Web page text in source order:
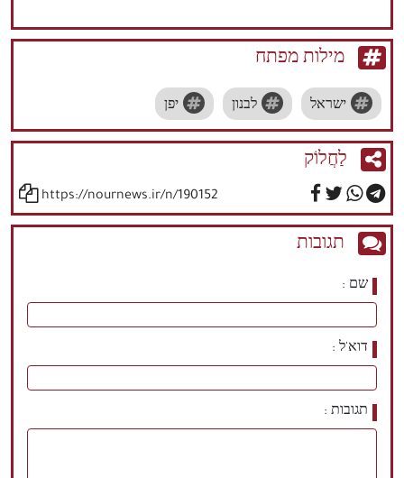
מילות מפתח
ישראל לבנון יפן
לַחֲלוֹק
https://nournews.ir/n/190152
תגובות
שם
דוא'ל
תגובות